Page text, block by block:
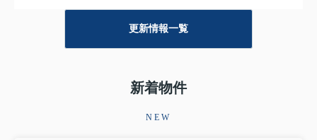
は、上記期間中も受け付けております。
尚、ご返答につきましては営業開始以後、順次対応させ
更新情報一覧
新着物件
NEW